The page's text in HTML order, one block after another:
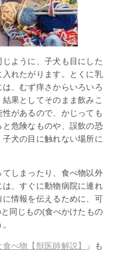
ように、子犬も目にした
れたがります。とくに乳
、むず痒さからいろいろ
果としてそのまま飲みこ
性があるので、かじっても
危険なものや、誤飲の恐
犬の目に触れない場所に
しまったり、食べ物以外
、すぐに動物病院に連れ
情報を伝えるために、可
同じもの(食べかけたもの
べ物【獣医師解説】
」も